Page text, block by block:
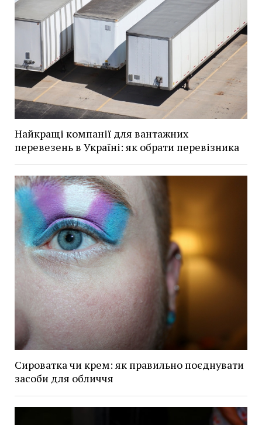
Найкращі компанії для вантажних
перевезень в Україні: як обрати перевізника
Сироватка чи крем: як правильно поєднувати
засоби для обличчя